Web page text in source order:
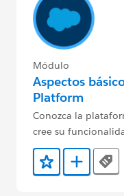
Módulo
Aspectos
Platform
Conozca la
cree su
Agregar aAgregar a
Tags